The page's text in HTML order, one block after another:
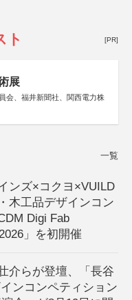
ト [PR]
展
会、福井新聞社、関西電力株
一覧
ンズ×コクヨ×VUILD
木工品デザインコン
Digi Fab
」を初開催
介らが登壇、「長谷
ンコンペティション